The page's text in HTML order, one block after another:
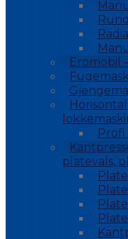
Eromobil
Profi
platevals,